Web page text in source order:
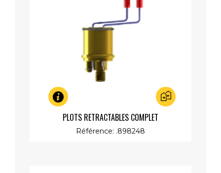
PLOTS RETRACTABLES COMPLET
Référence: .898248